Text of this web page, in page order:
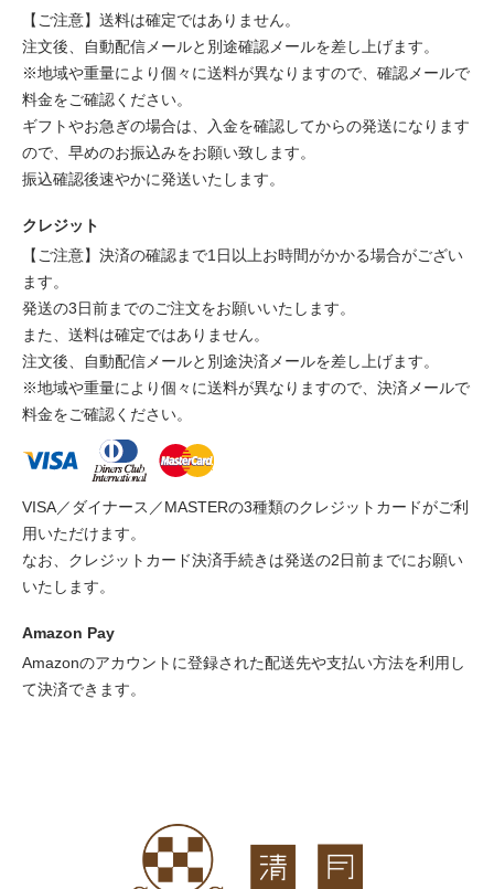
【ご注意】送料は確定ではありません。
注文後、自動配信メールと別途確認メールを差し上げます。
※地域や重量により個々に送料が異なりますので、確認メールで
料金をご確認ください。
ギフトやお急ぎの場合は、入金を確認してからの発送になります
ので、早めのお振込みをお願い致します。
振込確認後速やかに発送いたします。
クレジット
【ご注意】決済の確認まで1日以上お時間がかかる場合がござい
ます。
発送の3日前までのご注文をお願いいたします。
また、送料は確定ではありません。
注文後、自動配信メールと別途決済メールを差し上げます。
※地域や重量により個々に送料が異なりますので、決済メールで
料金をご確認ください。
VISA／ダイナース／MASTERの3種類のクレジットカードがご利
用いただけます。
なお、クレジットカード決済手続きは発送の2日前までにお願い
いたします。
Amazon Pay
Amazonのアカウントに登録された配送先や支払い方法を利用し
て決済できます。